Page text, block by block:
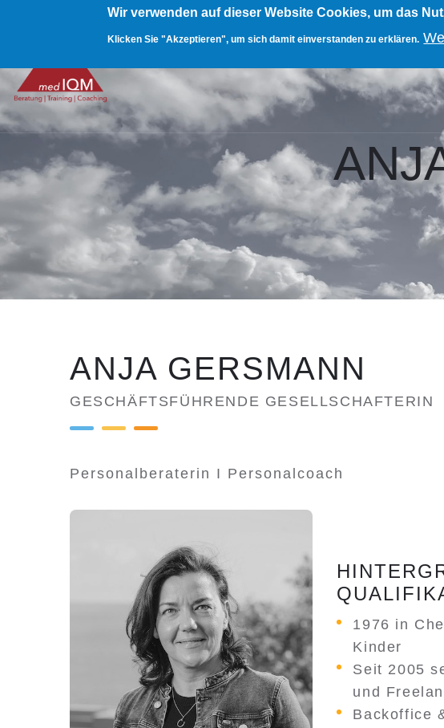
Wir verwenden auf dieser Website Cookies, um das
Klicken Sie "Akzeptieren", um sich damit einverstanden zu erklären.
content
MAIN
NAVIGATION
HOME TEAM
ANJA GERSMANN
GESCHÄFTSFÜHRENDE GESELLSCHAFTERIN
Personalberaterin I Personalcoach
1976 in
Kinder
Seit 2005
und
Backoffice